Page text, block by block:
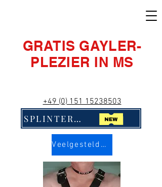
GRATIS GAYLER-
PLEZIER IN MS
+49 (0) 151 15238503
SPLINTERNIEUW! Klik hier!!
Veelgestelde vragen